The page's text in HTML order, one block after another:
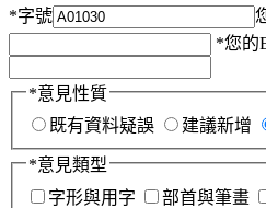
*字號
*您的
*意見性質
既有資料疑誤
建議新增
*意見類型
字形與用字
部首與筆畫